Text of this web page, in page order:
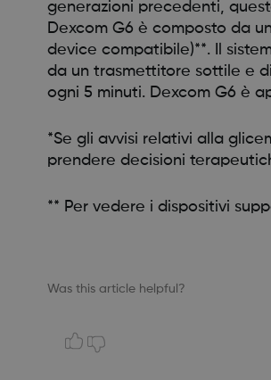
generazioni precedenti,
Dexcom G6 è composto da
device compatibile)**. Il
da un trasmettitore sottile e
ogni 5 minuti. Dexcom G6 è
*Se gli avvisi relativi alla
prendere decisioni
** Per vedere i dispositivi
Was this article helpful?